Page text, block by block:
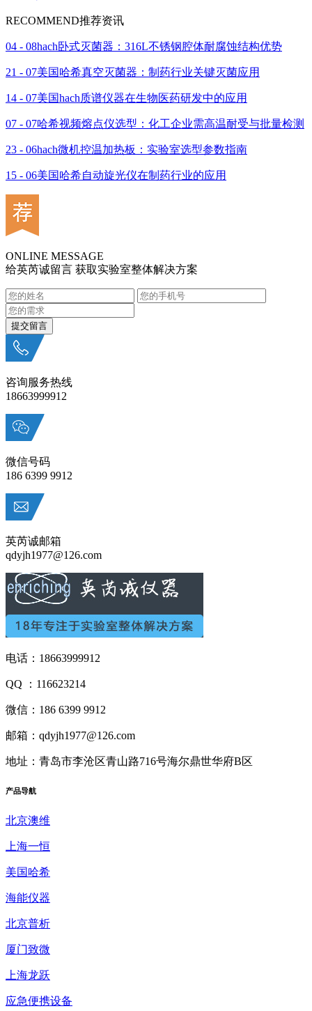
RECOMMEND推荐资讯
04 - 08hach卧式灭菌器：316L不锈钢腔体耐腐蚀结构优势
21 - 07美国哈希真空灭菌器：制药行业关键灭菌应用
14 - 07美国hach质谱仪器在生物医药研发中的应用
07 - 07哈希视频熔点仪选型：化工企业需高温耐受与批量检测
23 - 06hach微机控温加热板：实验室选型参数指南
15 - 06美国哈希自动旋光仪在制药行业的应用
ONLINE MESSAGE
给英芮诚留言 获取实验室整体解决方案
咨询服务热线
18663999912
微信号码
186 6399 9912
英芮诚邮箱
qdyjh1977@126.com
电话：18663999912
QQ ：116623214
微信：186 6399 9912
邮箱：qdyjh1977@126.com
地址：青岛市李沧区青山路716号海尔鼎世华府B区
产品导航
北京澳维
上海一恒
美国哈希
海能仪器
北京普析
厦门致微
上海龙跃
应急便携设备